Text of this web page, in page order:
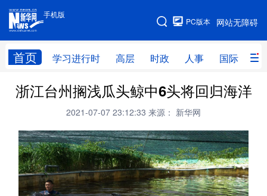
手机版
网站无障碍
PC版本
首页 学习进行时 高层 时政 人事 国际 财
手机版
网站地图
学习进行时 高层 时政 人事
财经 网评
台湾 思客智库 全球连线 教育
科技 科创 量子 体育
文化 书画 健康 军事
浙江台州搁浅瓜头鲸中6头将回归海洋
2021-07-07 23:12:33 来源： 新华网